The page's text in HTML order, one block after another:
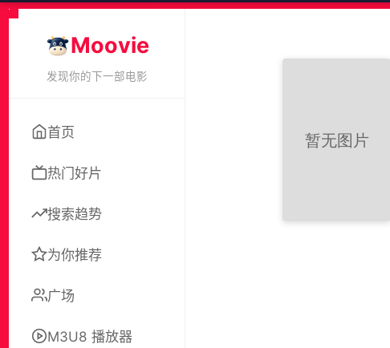
Moovie
发现你的下一部电影
首页
热门好片
搜索趋势
为你推荐
广场
M3U8 播放器